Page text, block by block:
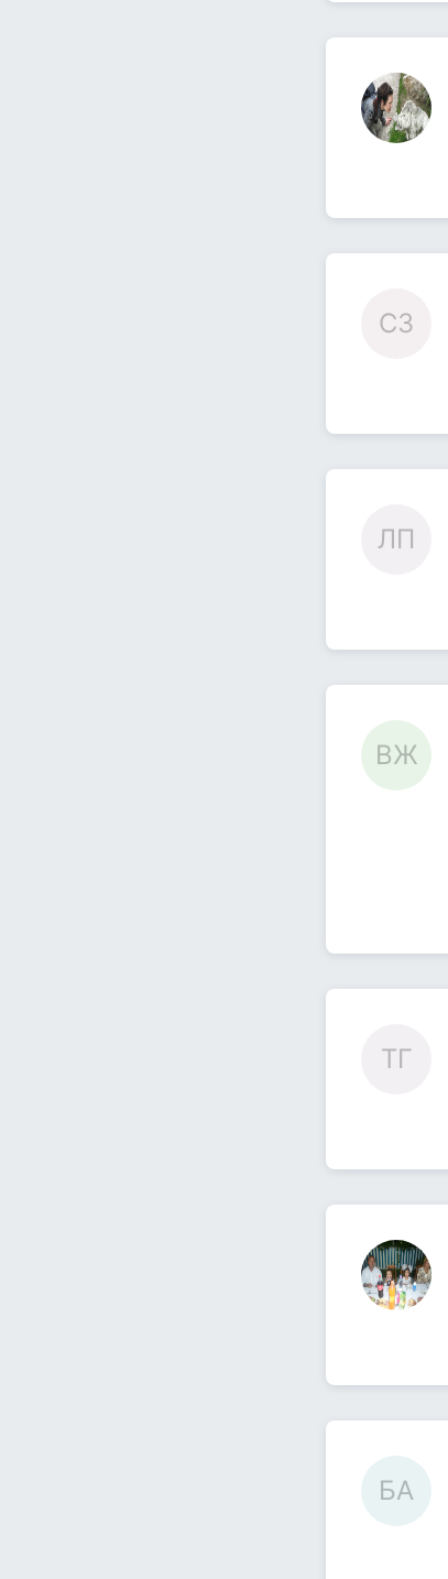
СЗ
ЛП
ВЖ
ТГ
БА